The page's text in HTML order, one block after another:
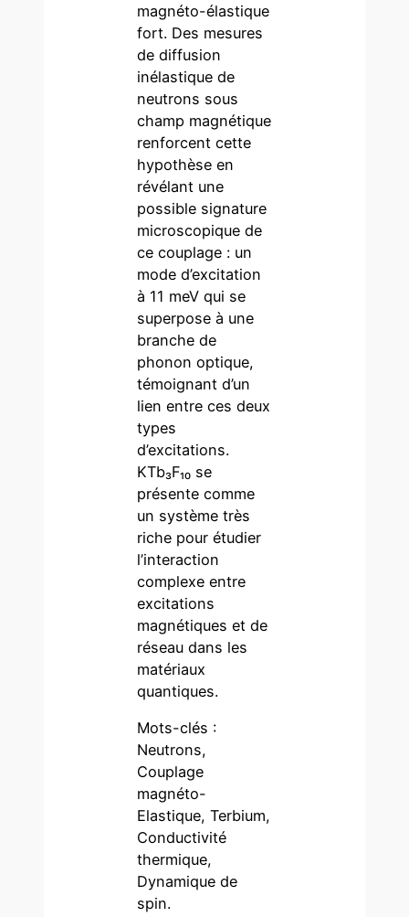
magnéto-élastique
fort. Des mesures
de diffusion
inélastique de
neutrons sous
champ magnétique
renforcent cette
hypothèse en
révélant une
possible signature
microscopique de
ce couplage : un
mode d’excitation
à 11 meV qui se
superpose à une
branche de
phonon optique,
témoignant d’un
lien entre ces deux
types
d’excitations.
KTb₃F₁₀ se
présente comme
un système très
riche pour étudier
l’interaction
complexe entre
excitations
magnétiques et de
réseau dans les
matériaux
quantiques.
Mots-clés :
Neutrons,
Couplage
magnéto-
Elastique, Terbium,
Conductivité
thermique,
Dynamique de
spin.